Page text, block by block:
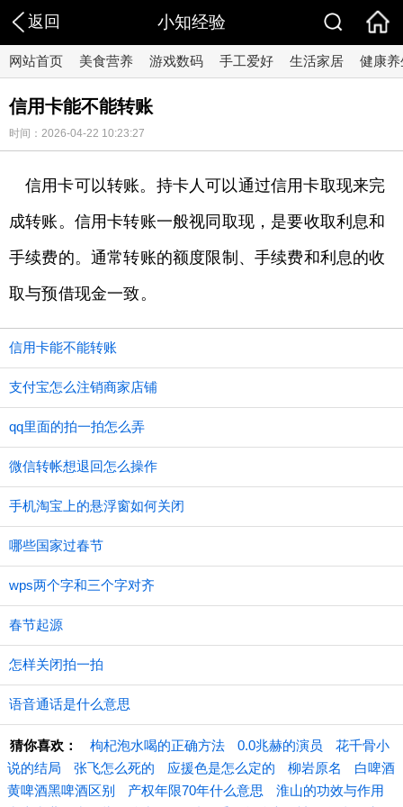
返回 小知经验
网站首页 美食营养 游戏数码 手工爱好 生活家居 健康养
信用卡能不能转账
时间：2026-04-22 10:23:27
信用卡可以转账。持卡人可以通过信用卡取现来完
成转账。信用卡转账一般视同取现，是要收取利息和
手续费的。通常转账的额度限制、手续费和利息的收
取与预借现金一致。
信用卡能不能转账
支付宝怎么注销商家店铺
qq里面的拍一拍怎么弄
微信转帐想退回怎么操作
手机淘宝上的悬浮窗如何关闭
哪些国家过春节
wps两个字和三个字对齐
春节起源
怎样关闭拍一拍
语音通话是什么意思
猜你喜欢： 枸杞泡水喝的正确方法 0.0兆赫的演员
花千骨小
说的结局
张飞怎么死的 应援色是怎么定的 柳岩原名
白啤酒
黄啤酒黑啤酒区别
产权年限70年什么意思
淮山的功效与作用